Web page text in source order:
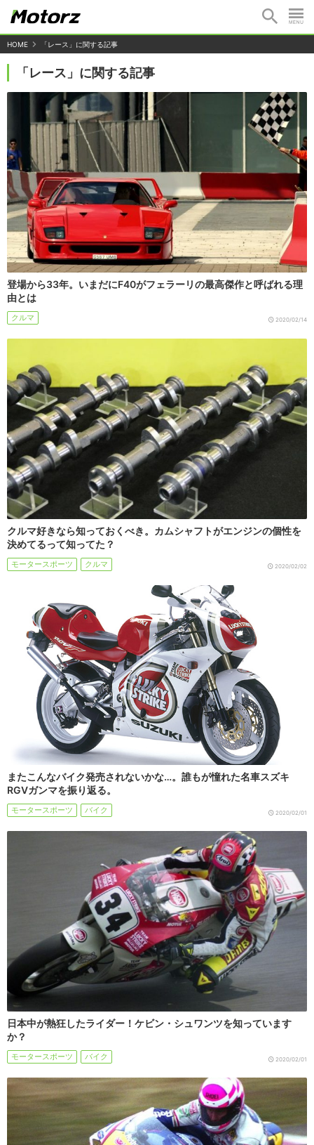
HOME 「レース」に関する記事
「レース」に関する記事
登場から33年。いまだにF40がフェラーリの最高傑作と呼ばれる理
由とは
クルマ 2020/02/14
クルマ好きなら知っておくべき。カムシャフトがエンジンの個性を
決めてるって知ってた？
モータースポーツ クルマ 2020/02/02
またこんなバイク発売されないかな…。誰もが憧れた名車スズキ
RGVガンマを振り返る。
モータースポーツ バイク 2020/02/01
日本中が熱狂したライダー！ケビン・シュワンツを知っています
か？
モータースポーツ バイク 2020/02/01